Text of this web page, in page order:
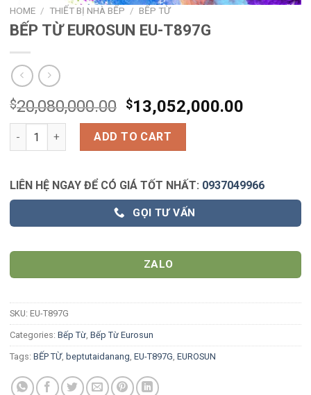
HOME / THIẾT BỊ NHÀ BẾP / BẾP TỪ
BẾP TỪ EUROSUN EU-T897G
$20,080,000.00 $13,052,000.00
BẾP TỪ EUROSUN EU-T897G quantity
ADD TO CART
LIÊN HỆ NGAY ĐỂ CÓ GIÁ TỐT NHẤT: 0937049966
GỌI TƯ VẤN
ZALO
SKU: EU-T897G
Categories: Bếp Từ, Bếp Từ Eurosun
Tags: BẾP TỪ, beptutaidanang, EU-T897G, EUROSUN